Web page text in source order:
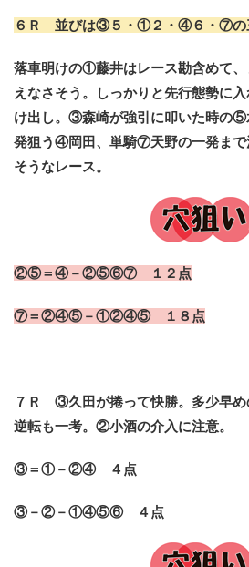
６Ｒ 並びは③５・①２・④６・⑦の
落車明けの①藤井はレース勘含めて
えなさそう。しっかりと先行態勢に
け出し。③森崎が強引に叩いた時の
発狙う④岡田、単騎⑦天野の一発まで
そうなレース。
②⑤＝④－②⑤⑥⑦ １２点
⑦＝②④⑤－①②④⑤ １８点
７Ｒ ③久田が捲って快勝。多少早
逆転も一考。②小酒の介入に注意。
③＝①－②④ ４点
③－②－①④⑤⑥ ４点